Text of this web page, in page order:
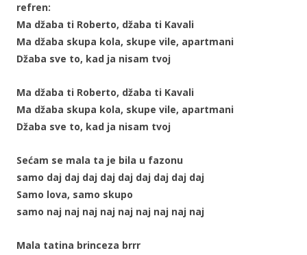
refren:
Ma džaba ti Roberto, džaba ti Kavali
Ma džaba skupa kola, skupe vile, apartmani
Džaba sve to, kad ja nisam tvoj
Ma džaba ti Roberto, džaba ti Kavali
Ma džaba skupa kola, skupe vile, apartmani
Džaba sve to, kad ja nisam tvoj
Sećam se mala ta je bila u fazonu
samo daj daj daj daj daj daj daj daj daj
Samo lova, samo skupo
samo naj naj naj naj naj naj naj naj naj
Mala tatina brinceza brrr